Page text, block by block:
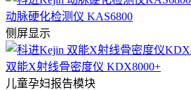
动脉硬化检测仪 KAS6800
侧屏显示
双能X射线骨密度仪 KDX8000+
儿童孕妇报告模块